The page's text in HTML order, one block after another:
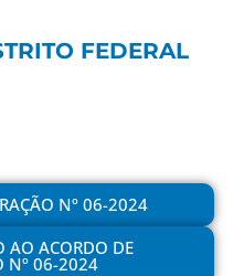
FEDERAL
Nº 06-2024
AO ACORDO DE
Nº 06-2024